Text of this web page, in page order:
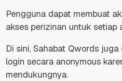
Pengguna dapat membuat
akses perizinan untuk setiap
Di sini, Sahabat Qwords
login secara anonymous
mendukungnya.